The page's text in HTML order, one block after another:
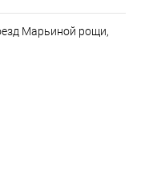
Марьиной рощи,